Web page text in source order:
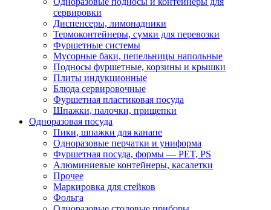
сервировки
Диспенсеры, лимонадники
Термоконтейнеры, сумки для перевозки
Фуршетные системы
Мусорные баки, пепельницы напольные
Подносы фуршетные, корзины и крышки
Плиты индукционные
Блюда сервировочные
Фуршетная пластиковая посуда
Шпажки, палочки, прищепки
Одноразовая посуда
Пики, шпажки для канапе
Одноразовые перчатки и униформа
Фуршетная посуда, формы — PET, PS
Алюминиевые контейнеры, касалетки
Прочее
Маркировка для стейков
Фольга